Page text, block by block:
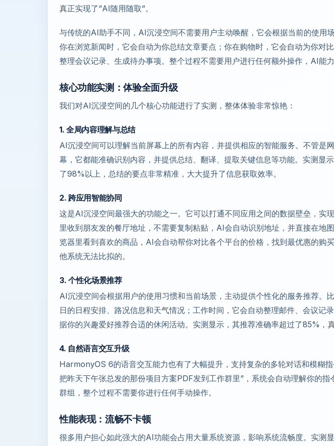
真正实现了”AI随用随取”。
与传统的AI助手不同，AI沉浸空间不需要用户主动唤醒，它会根据当前的使用
你在浏览新闻时，它会自动为你总结文章要点；你在购物时，它会自动为你对
整理会议记录、生成待办事项。整个过程不需要用户进行任何额外操作，AI能
核心功能实测：体验全面升级
我们对AI沉浸空间的几个核心功能进行了实测，整体体验非常惊艳：
1. 全局内容理解与总结
AI沉浸空间可以理解当前屏幕上的所有内容，并提供相应的智能服务。不管是
幕，它都能准确识别内容，并提供总结、翻译、提取关键信息等功能。实测显
了98%以上，总结的要点非常精准，大大提升了信息获取效率。
2. 跨应用智能协同
这是AI沉浸空间最强大的功能之一。它可以打通不同应用之间的数据壁垒，实
里收到朋友发的餐厅地址，不需要复制粘贴，AI会自动识别地址，并直接在地
览器里看到喜欢的商品，AI会自动帮你对比各个平台的价格，找到最优惠的购
他系统无法比拟的。
3. 个性化场景推荐
AI沉浸空间会根据用户的使用习惯和当前场景，主动提供个性化的服务推荐。
日的日程安排、路况信息和天气情况；工作时间，它会自动整理邮件、会议记
据你的兴趣爱好推荐合适的休闲活动。实测显示，其推荐准确率超过了85%，
4. 自然语言交互升级
HarmonyOS 6的语音交互能力也有了大幅提升，支持复杂的多轮对话和模糊
把昨天下午张总发的那份项目方案PDF发到工作群里”，系统会自动理解你的
群组，整个过程不需要你进行任何手动操作。
性能表现：流畅不卡顿
很多用户担心如此强大的AI功能会占用大量系统资源，影响系统流畅度。实测